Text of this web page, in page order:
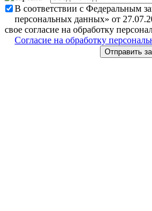
В соответствии с Федеральным
персональных данных» от
свое согласие на обработку
Согласие на обработку